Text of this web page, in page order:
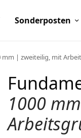
Sonderposten
mm | zweiteilig, mit
1000